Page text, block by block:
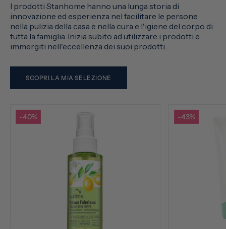
I prodotti Stanhome hanno una lunga storia di
innovazione ed esperienza nel facilitare le persone
nella pulizia della casa e nella cura e l'igiene del corpo di
tutta la famiglia. Inizia subito ad utilizzare i prodotti e
immergiti nell'eccellenza dei suoi prodotti.
SCOPRI LA MIA SELEZIONE
-40% -43%